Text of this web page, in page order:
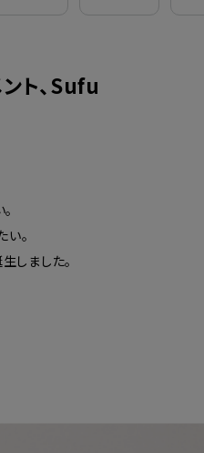
ト、Sufu
。
しました。